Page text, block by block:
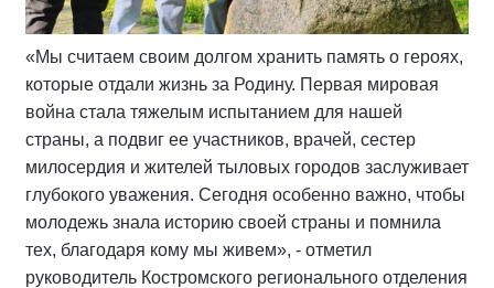
«Мы считаем своим долгом хранить память о героях,
которые отдали жизнь за Родину. Первая мировая
война стала тяжелым испытанием для нашей
страны, а подвиг ее участников, врачей, сестер
милосердия и жителей тыловых городов заслуживает
глубокого уважения. Сегодня особенно важно, чтобы
молодежь знала историю своей страны и помнила
тех, благодаря кому мы живем», - отметил
руководитель Костромского регионального отделения